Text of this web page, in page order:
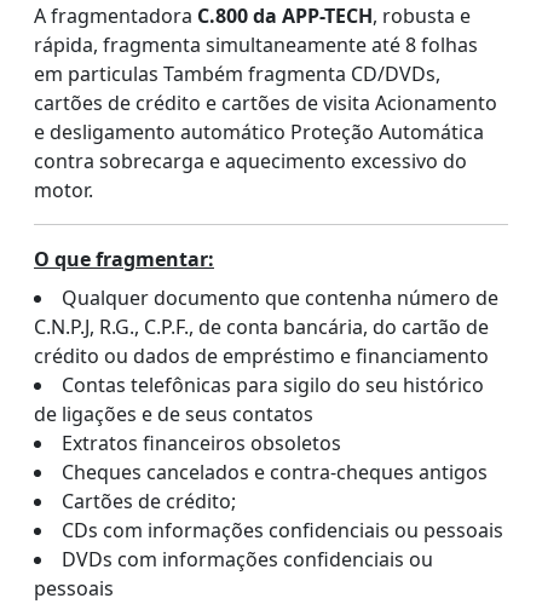
A fragmentadora C.800 da APP-TECH, robusta e
rápida, fragmenta simultaneamente até 8 folhas
em particulas Também fragmenta CD/DVDs,
cartões de crédito e cartões de visita Acionamento
e desligamento automático Proteção Automática
contra sobrecarga e aquecimento excessivo do
motor.
O que fragmentar:
Qualquer documento que contenha número de
C.N.P.J, R.G., C.P.F., de conta bancária, do cartão de
crédito ou dados de empréstimo e financiamento
Contas telefônicas para sigilo do seu histórico
de ligações e de seus contatos
Extratos financeiros obsoletos
Cheques cancelados e contra-cheques antigos
Cartões de crédito;
CDs com informações confidenciais ou pessoais
DVDs com informações confidenciais ou
pessoais